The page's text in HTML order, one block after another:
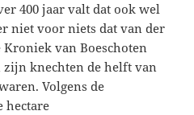
400 jaar valt dat ook wel
niet voor niets dat van der
Kroniek van Boeschoten
zijn knechten de helft van
Volgens de
hectare